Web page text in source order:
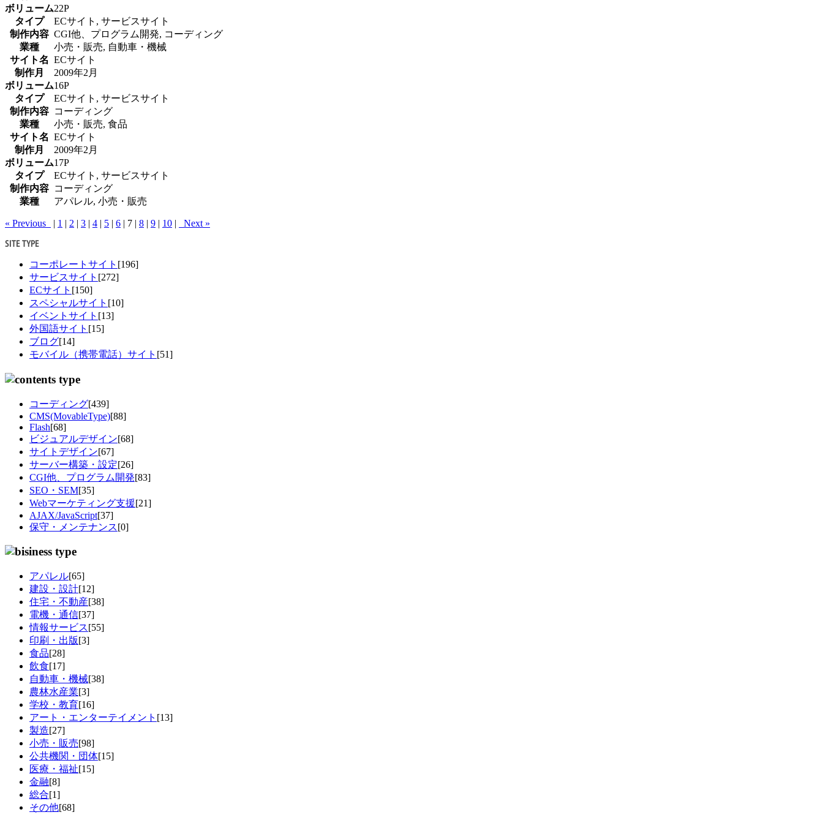
ボリューム22P
タイプ
ECサイト, サービスサイト
制作内容 CGI他、プログラム開発, コーディング
業種
小売・販売, 自動車・機械
サイト名 ECサイト
制作月
2009年2月
ボリューム16P
タイプ
ECサイト, サービスサイト
制作内容 コーディング
業種
小売・販売, 食品
サイト名 ECサイト
制作月
2009年2月
ボリューム17P
タイプ
ECサイト, サービスサイト
制作内容 コーディング
業種
アパレル, 小売・販売
« Previous | 1 | 2 | 3 | 4 | 5 | 6 | 7 | 8 | 9 | 10 | Next »
コーポレートサイト [196]
サービスサイト [272]
ECサイト [150]
スペシャルサイト [10]
イベントサイト [13]
外国語サイト [15]
ブログ[14]
モバイル（携帯電話）サイト [51]
コーディング[439]
CMS(MovableType)[88]
Flash[68]
ビジュアルデザイン[68]
サイトデザイン[67]
サーバー構築・設定[26]
CGI他、プログラム開発[83]
SEO・SEM[35]
Webマーケティング支援[21]
AJAX/JavaScript[37]
保守・メンテナンス[0]
アパレル[65]
建設・設計[12]
住宅・不動産[38]
電機・通信[37]
情報サービス[55]
印刷・出版[3]
食品[28]
飲食[17]
自動車・機械[38]
農林水産業[3]
学校・教育[16]
アート・エンターテイメント [13]
製造[27]
小売・販売[98]
公共機関・団体[15]
医療・福祉[15]
金融[8]
総合[1]
その他[68]